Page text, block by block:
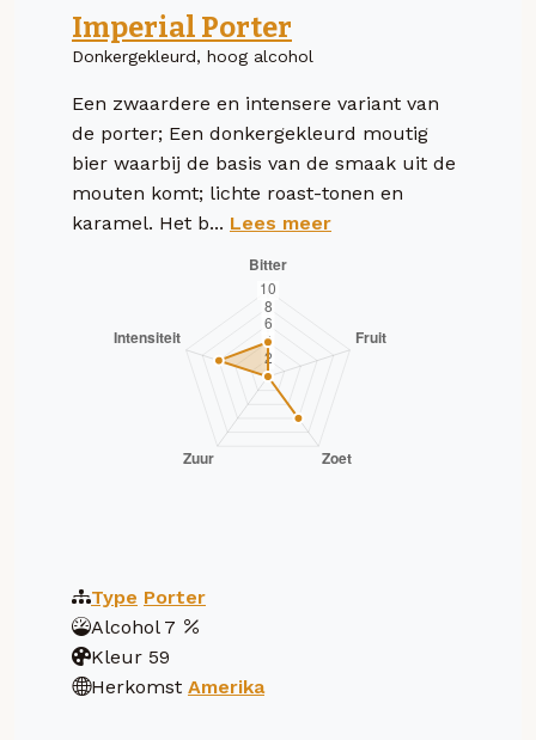
Imperial Porter
Donkergekleurd, hoog alcohol
Een zwaardere en intensere variant van
de porter; Een donkergekleurd moutig
bier waarbij de basis van de smaak uit de
mouten komt; lichte roast-tonen en
karamel. Het b... Lees meer
Type Porter
Alcohol 7
Kleur 59
Herkomst Amerika